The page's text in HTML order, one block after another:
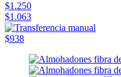
$1.250
$1.063
$938